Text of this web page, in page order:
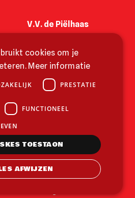
V.V. de Piëlhaas
5800 AA Venray
info@pielhaas.nl
- V.V. de Piëlhaas
policy
cookies om je
Meer informatie
PRESTATIE
FUNCTIONEEL
TOESTAON
AFWIJZEN